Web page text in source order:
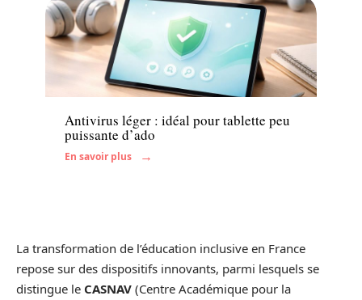
Antivirus léger : idéal pour tablette peu
puissante d’ado
En savoir plus
La transformation de l’éducation inclusive en France
repose sur des dispositifs innovants, parmi lesquels se
distingue le CASNAV (Centre Académique pour la